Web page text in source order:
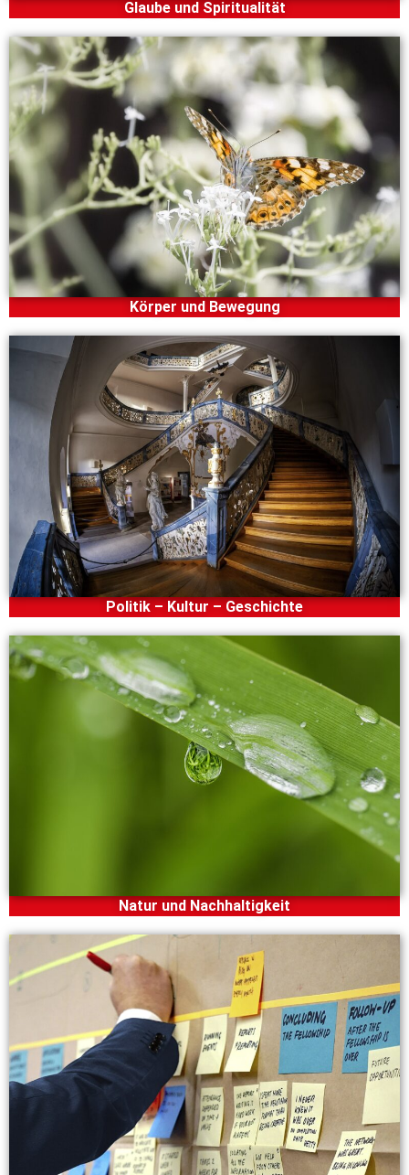
Glaube und Spiritualität
Körper und Bewegung
Politik – Kultur – Geschichte
Natur und Nachhaltigkeit